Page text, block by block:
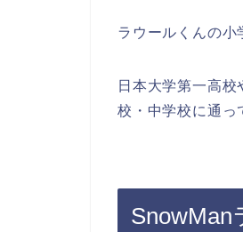
ラウールくんの小
日本大学第一高
校・中学校に通っ
SnowMan